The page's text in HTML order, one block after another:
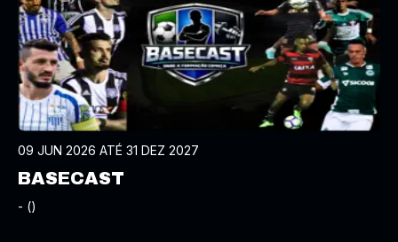
09 JUN 2026 ATÉ 31 DEZ 2027
BASECAST
- ()